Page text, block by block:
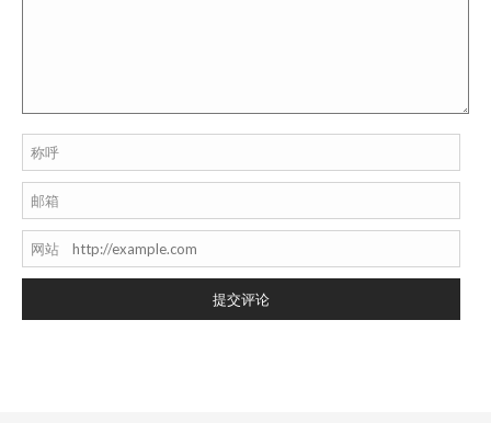
称呼
邮箱
网站
提交评论